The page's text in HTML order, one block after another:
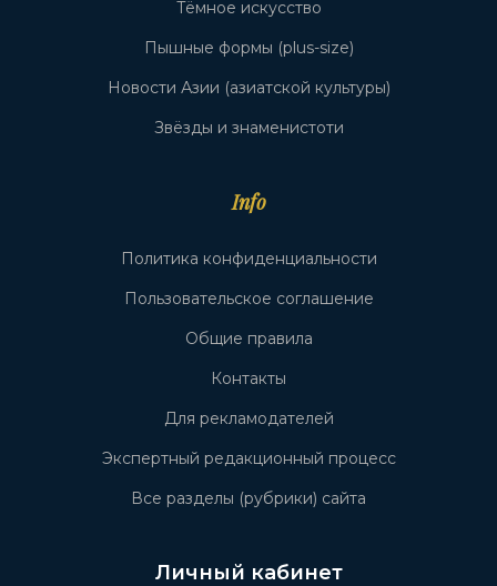
Тёмное искусство
Пышные формы (plus-size)
Новости Азии (азиатской культуры)
Звёзды и знаменистоти
Info
Политика конфиденциальности
Пользовательское соглашение
Общие правила
Контакты
Для рекламодателей
Экспертный редакционный процесс
Все разделы (рубрики) сайта
Личный кабинет